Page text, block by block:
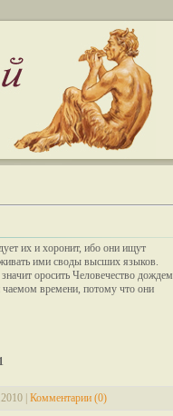
их и хоронит, ибо они ищут
ими своды высших языков.
оросить Человечество дождем
времени, потому что они
Комментарии (0)